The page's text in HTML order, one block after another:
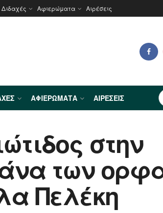
Διδαχές Αφιερώματα Αιρέσεις
ΑΦΙΕΡΏΜΑΤΑ ΑΙΡΈΣΕΙΣ
στην
των
Πελέκη